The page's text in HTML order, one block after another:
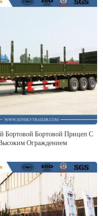
Бортовой Бортовой Прицеп С
Ограждением